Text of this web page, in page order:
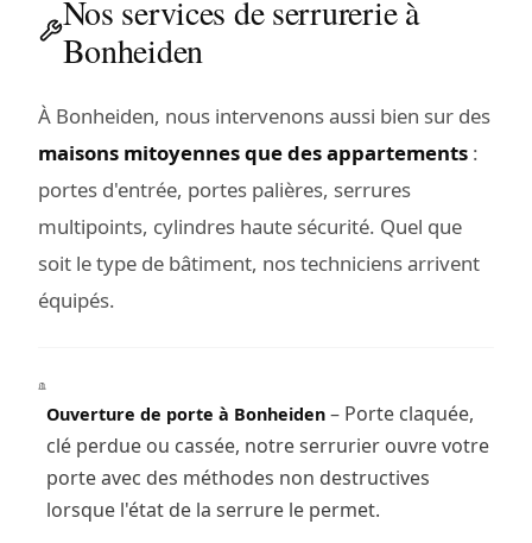
Nos services de serrurerie à
Bonheiden
À Bonheiden, nous intervenons aussi bien sur des
maisons mitoyennes que des appartements :
portes d'entrée, portes palières, serrures
multipoints, cylindres haute sécurité. Quel que
soit le type de bâtiment, nos techniciens arrivent
équipés.
Ouverture de porte à Bonheiden– Porte claquée,
clé perdue ou cassée, notre serrurier ouvre votre
porte avec des méthodes non destructives
lorsque l'état de la serrure le permet.